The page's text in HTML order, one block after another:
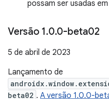
possam ser usadas
Versão 1.0.0-beta02
5 de abril de 2023
Lançamento de
beta02 . A versão 1.0.0-